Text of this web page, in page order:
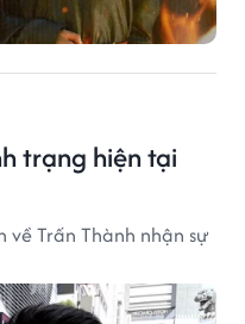
trạng hiện tại
về Trấn Thành nhận sự